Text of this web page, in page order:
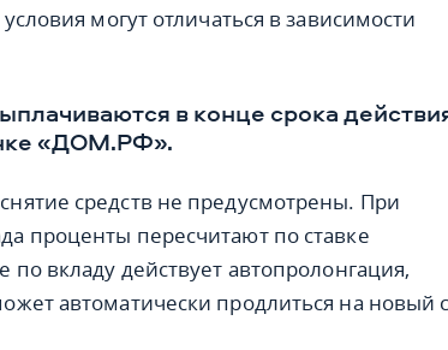
могут отличаться в зависимости
в конце срока
«ДОМ.РФ».
средств не предусмотрены. При
проценты пересчитают по ставке
по вкладу действует автопролонгация,
автоматически продлиться на новый